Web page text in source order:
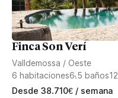
Finca Son Verí
Valldemossa / Oeste
6 habitaciones6.5 baños12
Desde 38.710€ / semana